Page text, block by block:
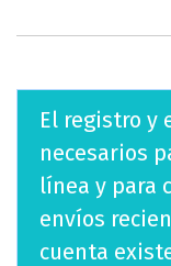
El registro y
necesarios
línea y para
envíos
cuenta